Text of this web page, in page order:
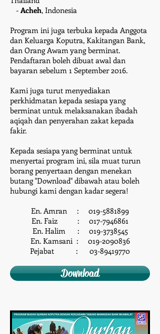
- Acheh, Indonesia
Program ini juga terbuka kepada Anggota
dan Keluarga Koputra, Kakitangan Bank,
dan Orang Awam yang berminat.
Pendaftaran boleh dibuat awal dan
bayaran sebelum 1 September 2016.
Kami juga turut menyediakan
perkhidmatan kepada sesiapa yang
berminat untuk melaksanakan ibadah
aqiqah dan penyerahan zakat kepada
fakir.
Kepada sesiapa yang berminat untuk
menyertai program ini, sila muat turun
borang penyertaan dengan menekan
butang "Download" dibawah atau boleh
hubungi kami dengan kadar segera!
En. Amran : 019-5881899
En. Faiz : 017-7946861
En. Halim : 019-3738545
En. Kamsani : 019-2090836
Pejabat : 03-89419770
Download